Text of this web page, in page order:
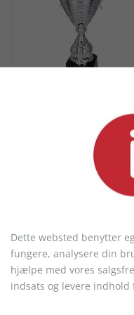
Dette websted benytter
fungere, analysere din
hjælpe med vores
indsats og levere